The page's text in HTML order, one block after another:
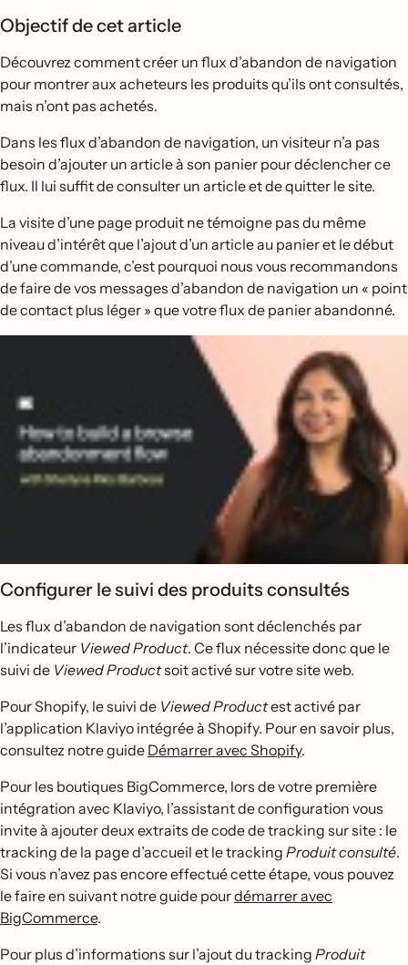
Objectif de cet article
Découvrez comment créer un flux d’abandon de navigation
pour montrer aux acheteurs les produits qu’ils ont consultés,
mais n’ont pas achetés.
Dans les flux d’abandon de navigation, un visiteur n’a pas
besoin d’ajouter un article à son panier pour déclencher ce
flux. Il lui suffit de consulter un article et de quitter le site.
La visite d’une page produit ne témoigne pas du même
niveau d’intérêt que l’ajout d’un article au panier et le début
d’une commande, c’est pourquoi nous vous recommandons
de faire de vos messages d’abandon de navigation un « point
de contact plus léger » que votre flux de panier abandonné.
Configurer le suivi des produits consultés
Les flux d’abandon de navigation sont déclenchés par
l’indicateur Viewed Product. Ce flux nécessite donc que le
suivi de Viewed Productsoit activé sur votre site web.
Pour Shopify, le suivi de Viewed Productest activé par
l’application Klaviyo intégrée à Shopify. Pour en savoir plus,
consultez notre guide Démarrer avec Shopify.
Pour les boutiques BigCommerce, lors de votre première
intégration avec Klaviyo, l’assistant de configuration vous
invite à ajouter deux extraits de code de tracking sur site : le
tracking de la page d’accueil et le tracking Produit consulté.
Si vous n’avez pas encore effectué cette étape, vous pouvez
le faire en suivant notre guide pourdémarrer avec
BigCommerce.
Pour plus d’informations sur l’ajout du tracking Produit